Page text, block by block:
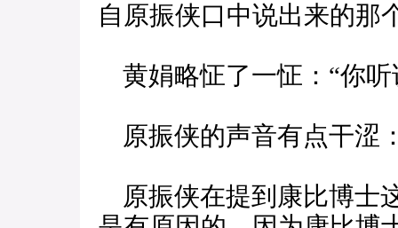
自原振侠口中说出来的那
黄娟略怔了一怔：“你听
原振侠的声音有点干涩
原振侠在提到康比博士